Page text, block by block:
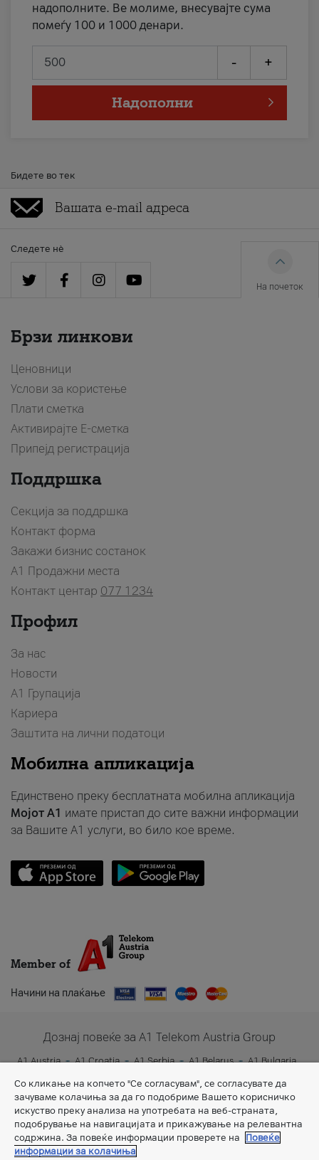
надополните. Ве молиме, внесувајте сума
помеѓу 100 и 1000 денари.
- +
Надополни
Бидете во тек
Следете нè
На почеток
Брзи линкови
Ценовници
Услови за користење
Плати сметка
Активирајте Е-сметка
Припејд регистрација
Поддршка
Секција за поддршка
Контакт форма
Закажи бизнис состанок
A1 Продажни места
Контакт центар 077 1234
Профил
За нас
Новости
А1 Групација
Кариера
Заштита на лични податоци
Мобилна апликација
Единствено преку бесплатната мобилна апликација
Мојот A1 имате пристап до сите важни информации
за Вашите A1 услуги, во било кое време.
Member of
Начини на плаќање
Дознај повеќе за A1 Telekom Austria Group
A1 Austria A1 Croatia A1 Serbia A1 Belarus
A1 Bulgaria
A1 Slovenia
A1 Digital
Со кликање на копчето "Се согласувам", се согласувате да
зачуваме колачиња за да го подобриме Вашето корисничко
искуство преку анализа на употребата на веб-страната,
подобрување на навигацијата и прикажување на релевантна
содржина. За повеќе информации проверете на
Повеќе
информации за колачиња